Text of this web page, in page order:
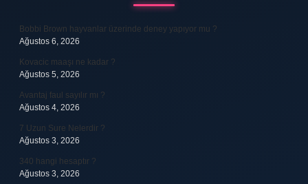
Bobbi Brown hayvanlar üzerinde deney yapıyor mu ?
Ağustos 6, 2026
Kovacic maaşı ne kadar ?
Ağustos 5, 2026
Avantaj faul sayılır mı ?
Ağustos 4, 2026
7 Uzun Sure Nelerdir ?
Ağustos 3, 2026
340 hangi hesaptır ?
Ağustos 3, 2026